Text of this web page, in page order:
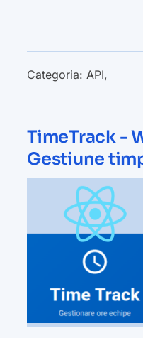
Categoria: API,
TimeTrack -
Gestiune